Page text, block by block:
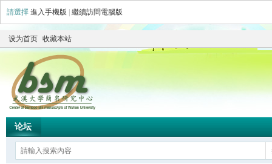
請選擇 進入手機版 繼續訪問電腦版
设为首页 收藏本站
论坛